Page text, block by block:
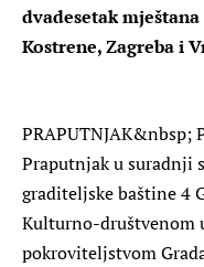
dvadesetak
Kostrene, Zagreba i
PRAPUTNJAK&nbsp;
Praputnjak u suradnji
graditeljske baštine 4
Kulturno-društvenom
pokroviteljstvom